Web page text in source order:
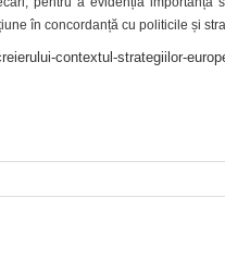
în concordanță cu politicile și
contextul-strategiilor-